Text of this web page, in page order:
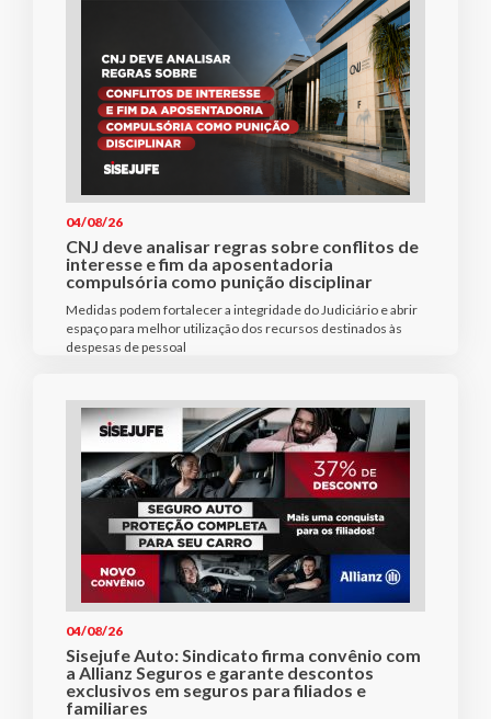
04/08/26
CNJ deve analisar regras sobre conflitos de
interesse e fim da aposentadoria
compulsória como punição disciplinar
Medidas podem fortalecer a integridade do Judiciário e abrir
espaço para melhor utilização dos recursos destinados às
despesas de pessoal
04/08/26
Sisejufe Auto: Sindicato firma convênio com
a Allianz Seguros e garante descontos
exclusivos em seguros para filiados e
familiares